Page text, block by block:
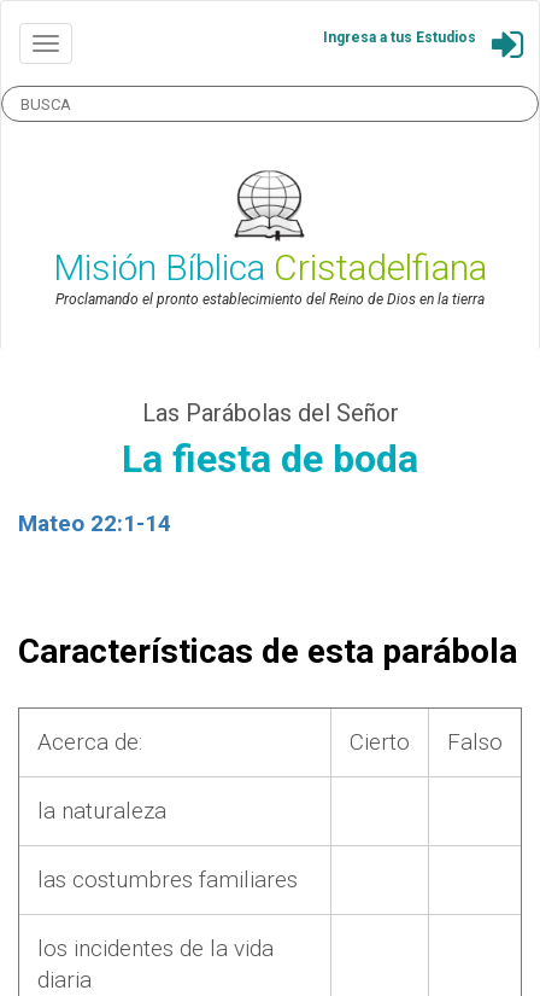
Ingresa a tus Estudios
Misión Bíblica Cristadelfiana
Proclamando el pronto establecimiento del Reino de Dios en la tierra
Las Parábolas del Señor
La fiesta de boda
Mateo 22:1-14
Características de esta parábola
Acerca de: Cierto Falso
la naturaleza
las costumbres familiares
los incidentes de la vida
diaria